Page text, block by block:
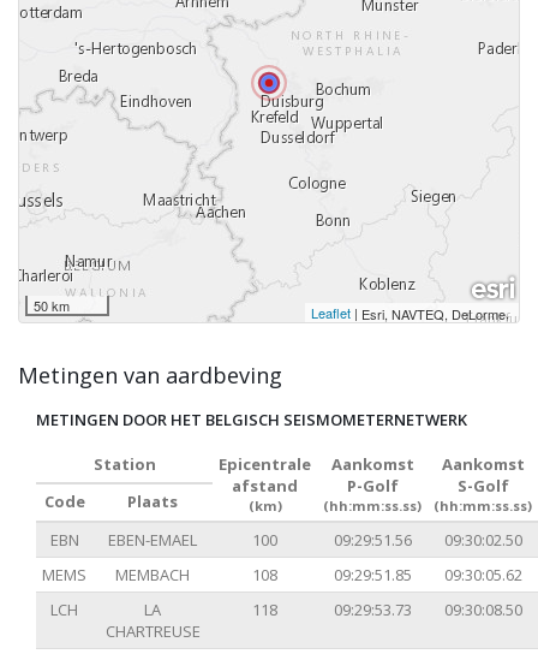
50 km Leaflet | Esri, NAVTEQ, DeLorme,
Metingen van aardbeving
METINGEN DOOR HET BELGISCH SEISMOMETERNETWERK
Station
Epicentrale
afstand
(km)
Aankomst
P-Golf
(hh:mm:ss.ss)
Aankomst
S-Golf
(hh:mm:ss.ss)
Code
Plaats
EBN
EBEN-EMAEL 100 09:29:51.56
09:30:02.50
MEMS
MEMBACH 108 09:29:51.85
09:30:05.62
LCH
LA
CHARTREUSE
118 09:29:53.73 09:30:08.50